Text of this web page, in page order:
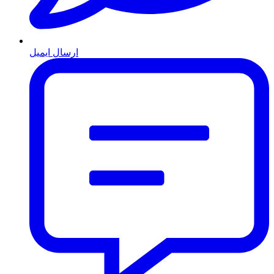
ارسال ایمیل